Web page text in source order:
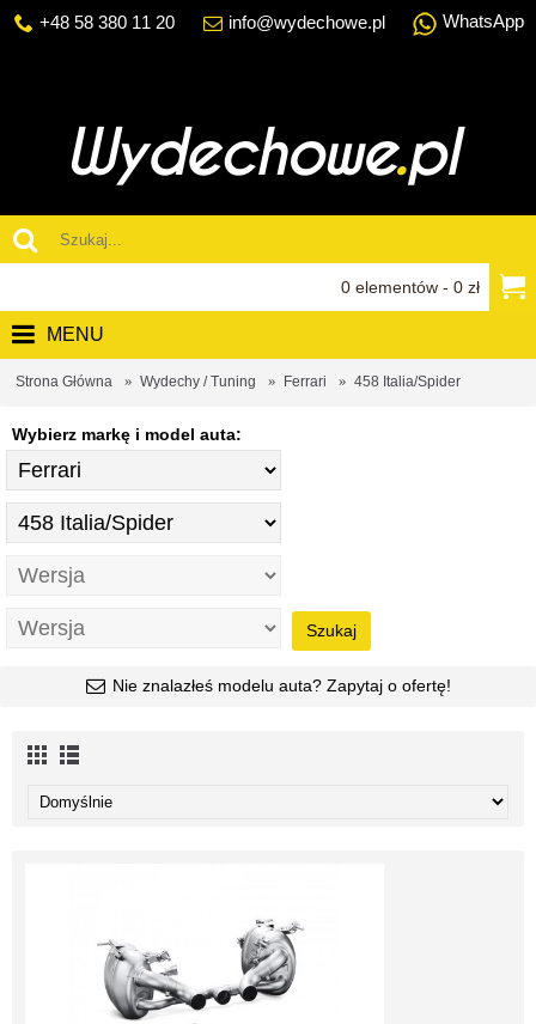
+48 58 380 11 20 info@wydechowe.pl WhatsApp
0 elementów - 0 zł
MENU
Strona Główna Wydechy / Tuning Ferrari 458 Italia/Spider
Wybierz markę i model auta:
Szukaj
Nie znalazłeś modelu auta? Zapytaj o ofertę!